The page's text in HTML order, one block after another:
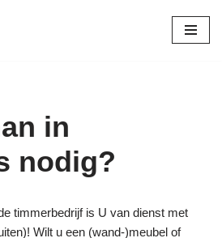
in
nodig?
timmerbedrijf is U van dienst met
Wilt u een (wand-)meubel of